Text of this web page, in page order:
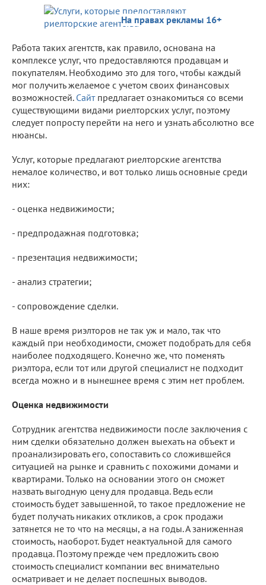
На правах рекламы 16+
Работа таких агентств, как правило, основана на
комплексе услуг, что предоставляются продавцам и
покупателям. Необходимо это для того, чтобы каждый
мог получить желаемое с учетом своих финансовых
возможностей. Сайтпредлагает ознакомиться со всеми
существующими видами риелторских услуг, поэтому
следует попросту перейти на него и узнать абсолютно все
нюансы.
Услуг, которые предлагают риелторские агентства
немалое количество, и вот только лишь основные среди
них:
- оценка недвижимости;
- предпродажная подготовка;
- презентация недвижимости;
- анализ стратегии;
- сопровождение сделки.
В наше время риэлторов не так уж и мало, так что
каждый при необходимости, сможет подобрать для себя
наиболее подходящего. Конечно же, что поменять
риэлтора, если тот или другой специалист не подходит
всегда можно и в нынешнее время с этим нет проблем.
Оценка недвижимости
Сотрудник агентства недвижимости после заключения с
ним сделки обязательно должен выехать на объект и
проанализировать его, сопоставить со сложившейся
ситуацией на рынке и сравнить с похожими домами и
квартирами. Только на основании этого он сможет
назвать выгодную цену для продавца. Ведь если
стоимость будет завышенной, то такое предложение не
будет получать никаких откликов, а срок продажи
затянется не то что на месяцы, а на годы. А заниженная
стоимость, наоборот. Будет неактуальной для самого
продавца. Поэтому прежде чем предложить свою
стоимость специалист компании вес внимательно
осматривает и не делает поспешных выводов.